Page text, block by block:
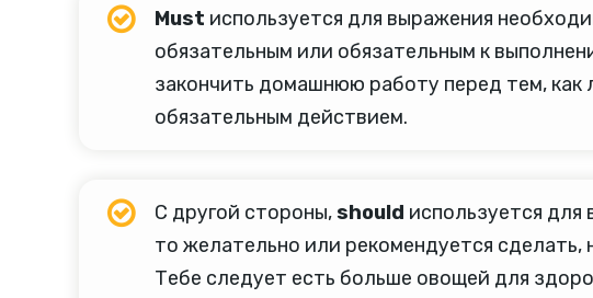
Must используется для выражения
обязательным или обязательным к
закончить домашнюю работу перед тем, как
обязательным действием.
С другой стороны,should используется
то желательно или рекомендуется
Тебе следует есть больше овощей для